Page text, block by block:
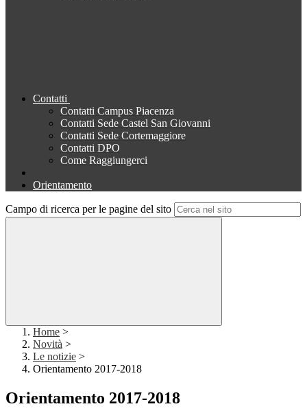
Contatti
Contatti Campus Piacenza
Contatti Sede Castel San Giovanni
Contatti Sede Cortemaggiore
Contatti DPO
Come Raggiungerci
Orientamento
Campo di ricerca per le pagine del sito
Home >
Novità >
Le notizie >
Orientamento 2017-2018
Orientamento 2017-2018